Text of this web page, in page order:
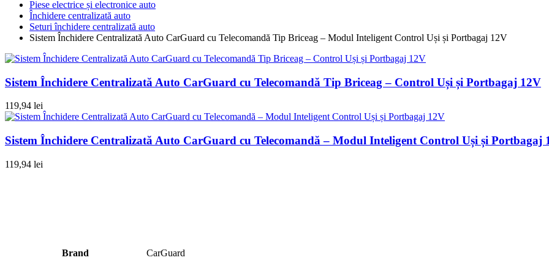
Piese electrice și electronice auto
Închidere centralizată auto
Seturi închidere centralizată auto
Sistem Închidere Centralizată Auto CarGuard cu Telecomandă Tip Briceag – Modul Inteligent Control Uși și Portbagaj 12V
Sistem Închidere Centralizată Auto CarGuard cu Telecomandă Tip Briceag – Control Uși și Portbagaj 12V
119,94 lei
Sistem Închidere Centralizată Auto CarGuard cu Telecomandă – Modul Inteligent Control Uși și Portbagaj
119,94 lei
Brand CarGuard